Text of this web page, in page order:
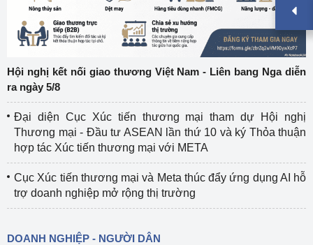
Hội nghị kết nối giao thương Việt Nam - Liên bang Nga diễn
ra ngày 5/8
Đại diện Cục Xúc tiến thương mại tham dự Hội nghị
Thương mại - Đầu tư ASEAN lần thứ 10 và ký Thỏa thuận
hợp tác Xúc tiến thương mại với META
Cục Xúc tiến thương mại và Meta thúc đẩy ứng dụng AI hỗ
trợ doanh nghiệp mở rộng thị trường
DOANH NGHIỆP - NGƯỜI DÂN